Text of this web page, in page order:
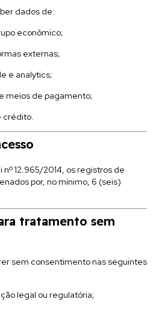
dados de:
econômico;
externas;
e analytics;
meios de pagamento;
crédito.
nº 12.965/2014, os registros de
por, no mínimo, 6 (seis)
tratamento sem
sem consentimento nas seguintes
legal ou regulatória;